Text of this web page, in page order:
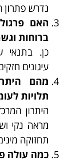
נדרש פתרון
האם
ברוחות
כן.
עיגונים
מהם
תלויות
היתרון
מראה נקי
תחזוקה
כמה עולה